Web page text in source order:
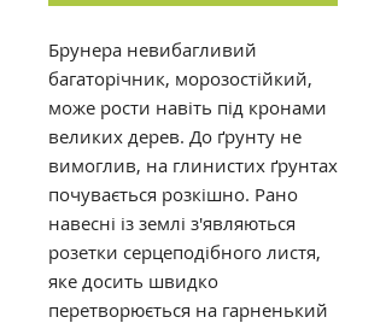
Брунера невибагливий
багаторічник, морозостійкий,
може рости навіть під кронами
великих дерев. До ґрунту не
вимоглив, на глинистих ґрунтах
почувається розкішно. Рано
навесні із землі з'являються
розетки серцеподібного листя,
яке досить швидко
перетворюється на гарненький